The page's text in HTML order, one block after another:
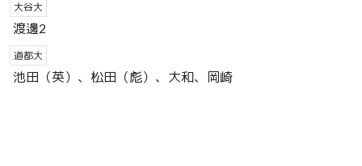
大谷大
渡邊2
道都大
池田（英）、松田（彪）、大和、岡崎